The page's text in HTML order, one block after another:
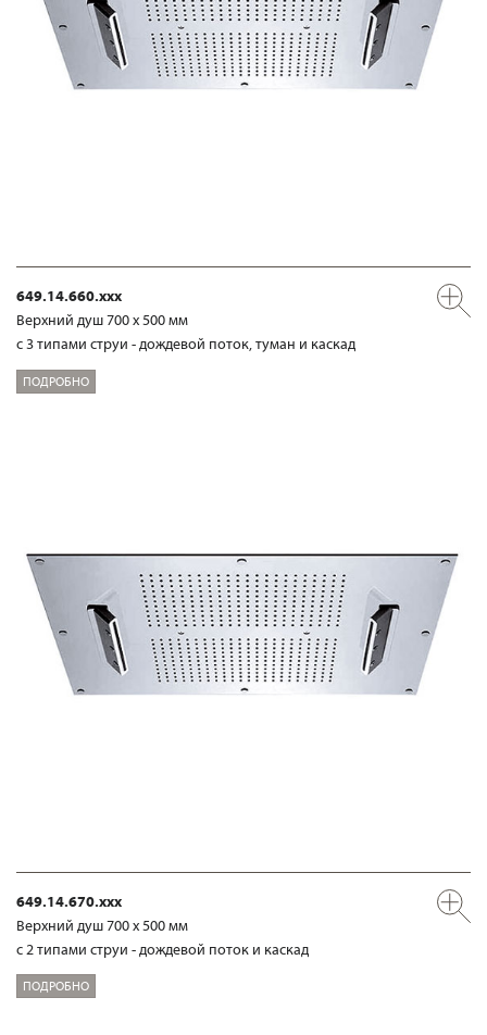
649.14.660.xxx
Верхний душ 700 х 500 мм
с 3 типами струи - дождевой поток, туман и каскад
ПОДРОБНО
649.14.670.xxx
Верхний душ 700 х 500 мм
с 2 типами струи - дождевой поток и каскад
ПОДРОБНО